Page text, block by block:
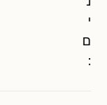
י
ם
: